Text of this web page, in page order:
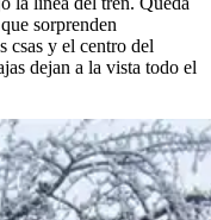
sorprenden
csas y el centro del
dejan a la vista todo el